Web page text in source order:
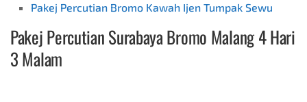
Pakej Percutian Bromo Kawah Ijen Tumpak Sewu
Pakej Percutian Surabaya Bromo Malang 4 Hari
3 Malam